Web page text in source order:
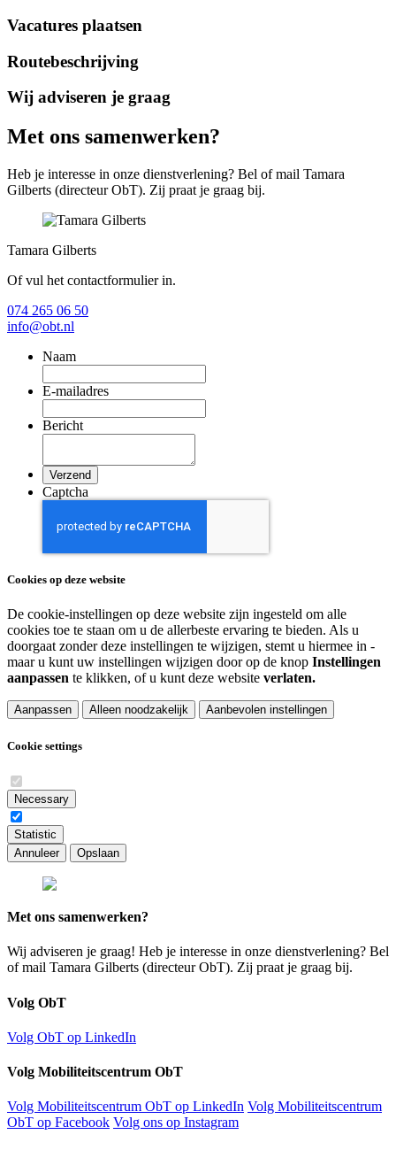
Vacatures plaatsen
Routebeschrijving
Wij adviseren je graag
Met ons samenwerken?
Heb je interesse in onze dienstverlening? Bel of mail Tamara
Gilberts (directeur ObT). Zij praat je graag bij.
Tamara Gilberts
Of vul het contactformulier in.
074 265 06 50
info@obt.nl
Naam
E-mailadres
Bericht
Captcha
Cookies op deze website
De cookie-instellingen op deze website zijn ingesteld om alle
cookies toe te staan om u de allerbeste ervaring te bieden. Als u
doorgaat zonder deze instellingen te wijzigen, stemt u hiermee in -
maar u kunt uw instellingen wijzigen door op de knop Instellingen
aanpassen te klikken, of u kunt deze website verlaten.
Aanpassen Alleen noodzakelijk Aanbevolen instellingen
Cookie settings
Necessary
Statistic
Annuleer
Opslaan
Met ons samenwerken?
Wij adviseren je graag! Heb je interesse in onze dienstverlening? Bel
of mail Tamara Gilberts (directeur ObT). Zij praat je graag bij.
Volg ObT
Volg ObT op LinkedIn
Volg Mobiliteitscentrum ObT
Volg Mobiliteitscentrum ObT op LinkedIn Volg Mobiliteitscentrum
ObT op Facebook Volg ons op Instagram